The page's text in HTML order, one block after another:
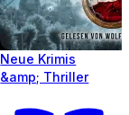
Neue Krimis
&amp; Thriller